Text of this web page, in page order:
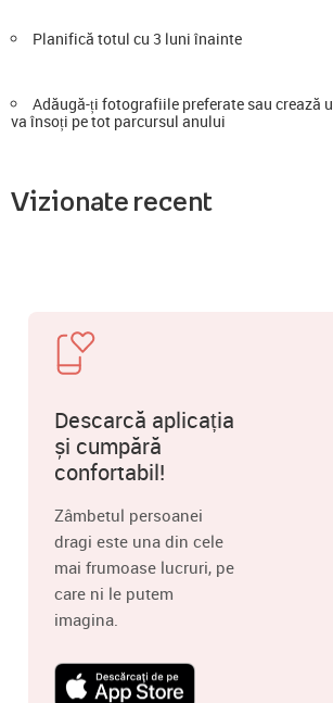
Planifică totul cu 3 luni înainte
Adăugă-ți fotografiile preferate sau crează
va însoți pe tot parcursul anului
Vizionate recent
Descarcă aplicația
și cumpără
confortabil!
Zâmbetul persoanei
dragi este una din cele
mai frumoase lucruri, pe
care ni le putem
imagina.